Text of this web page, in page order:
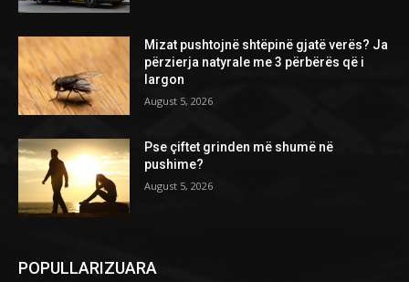
Mizat pushtojnë shtëpinë gjatë verës? Ja
përzierja natyrale me 3 përbërës që i
largon
August 5, 2026
Pse çiftet grinden më shumë në
pushime?
August 5, 2026
POPULLARIZUARA